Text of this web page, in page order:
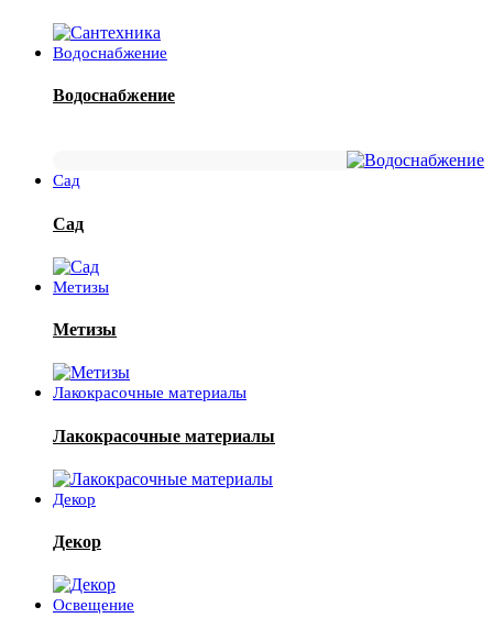
Водоснабжение
Водоснабжение
Сад
Сад
Метизы
Метизы
Лакокрасочные материалы
Лакокрасочные материалы
Декор
Декор
Освещение